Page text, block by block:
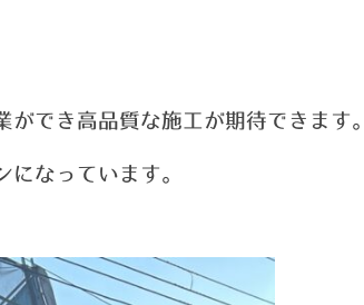
ができ高品質な施工が期待できます。
なっています。